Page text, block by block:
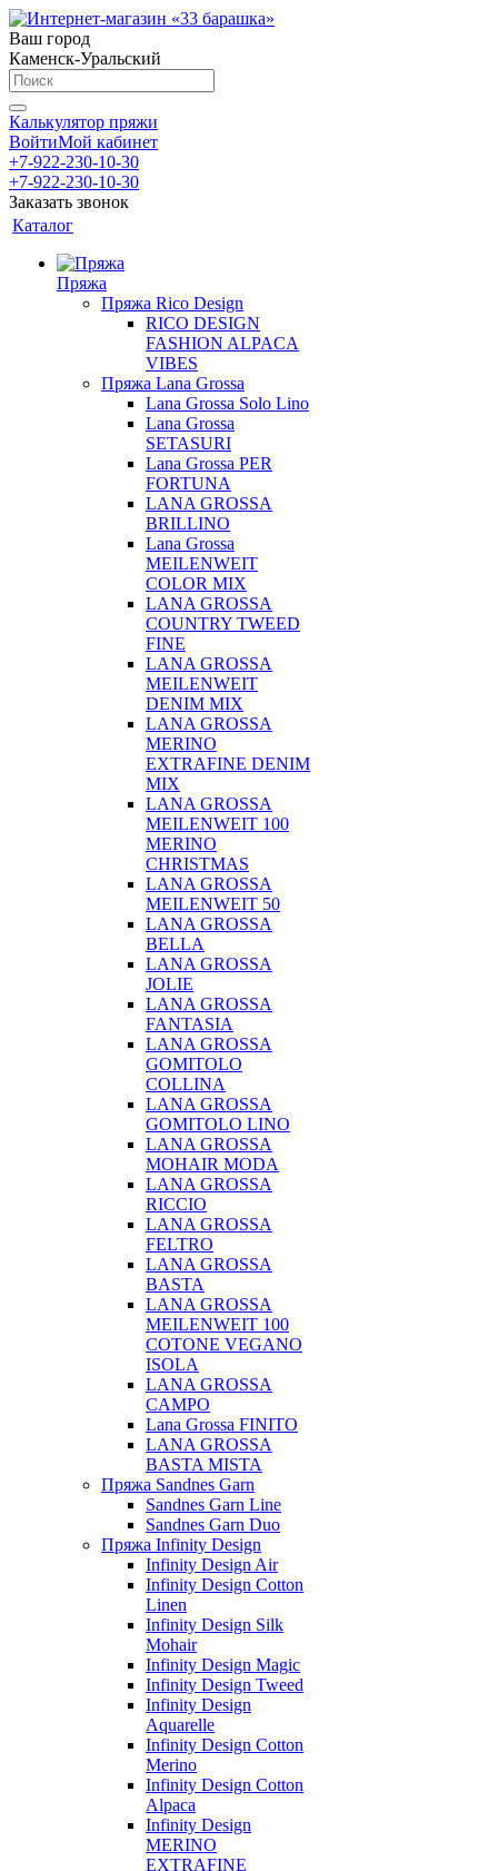
Ваш город
Каменск-Уральский
Калькулятор пряжи
ВойтиМой кабинет
+7-922-230-10-30
+7-922-230-10-30
Заказать звонок
Каталог
Пряжа
Пряжа Rico Design
RICO DESIGN
FASHION ALPACA
VIBES
Пряжа Lana Grossa
Lana Grossa Solo Lino
Lana Grossa
SETASURI
Lana Grossa PER
FORTUNA
LANA GROSSA
BRILLINO
Lana Grossa
MEILENWEIT
COLOR MIX
LANA GROSSA
COUNTRY TWEED
FINE
LANA GROSSA
MEILENWEIT
DENIM MIX
LANA GROSSA
MERINO
EXTRAFINE DENIM
MIX
LANA GROSSA
MEILENWEIT 100
MERINO
CHRISTMAS
LANA GROSSA
MEILENWEIT 50
LANA GROSSA
BELLA
LANA GROSSA
JOLIE
LANA GROSSA
FANTASIA
LANA GROSSA
GOMITOLO
COLLINA
LANA GROSSA
GOMITOLO LINO
LANA GROSSA
MOHAIR MODA
LANA GROSSA
RICCIO
LANA GROSSA
FELTRO
LANA GROSSA
BASTA
LANA GROSSA
MEILENWEIT 100
COTONE VEGANO
ISOLA
LANA GROSSA
CAMPO
Lana Grossa FINITO
LANA GROSSA
BASTA MISTA
Пряжа Sandnes Garn
Sandnes Garn Line
Sandnes Garn Duo
Пряжа Infinity Design
Infinity Design Air
Infinity Design Cotton
Linen
Infinity Design Silk
Mohair
Infinity Design Magic
Infinity Design Tweed
Infinity Design
Aquarelle
Infinity Design Cotton
Merino
Infinity Design Cotton
Alpaca
Infinity Design
MERINO
EXTRAFINE